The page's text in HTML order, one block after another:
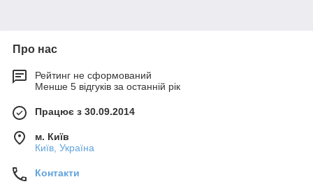
Про нас
Рейтинг не сформований
Менше 5 відгуків за останній рік
Працює з 30.09.2014
м. Київ
Київ, Україна
Контакти